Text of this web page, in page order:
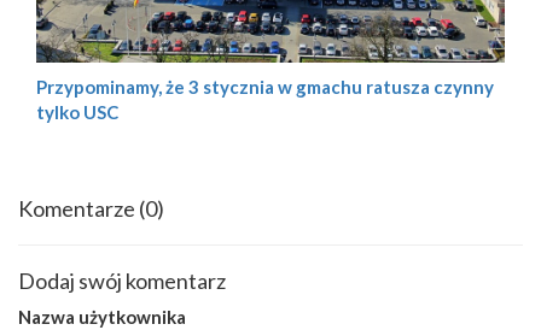
Przypominamy, że 3 stycznia w gmachu ratusza czynny
tylko USC
Komentarze (0)
Dodaj swój komentarz
Nazwa użytkownika